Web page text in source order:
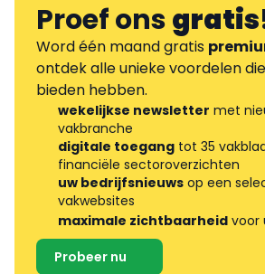
Proef onsgratis
Word één maand gratis
ontdek alle unieke voordelen
bieden hebben.
wekelijkse newsletter met
vakbranche
digitale toegang tot 35
financiële sectoroverzichten
uw bedrijfsnieuws op een
vakwebsites
maximale zichtbaarheid voor
Probeer nu